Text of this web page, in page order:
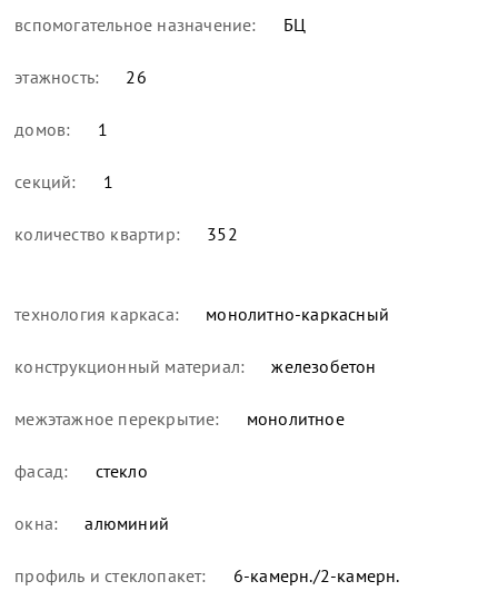
вспомогательное назначение: БЦ
этажность: 26
домов: 1
секций: 1
количество квартир: 352
технология каркаса: монолитно-каркасный
конструкционный материал: железобетон
межэтажное перекрытие: монолитное
фасад: стекло
окна: алюминий
профиль и стеклопакет: 6-камерн./2-камерн.